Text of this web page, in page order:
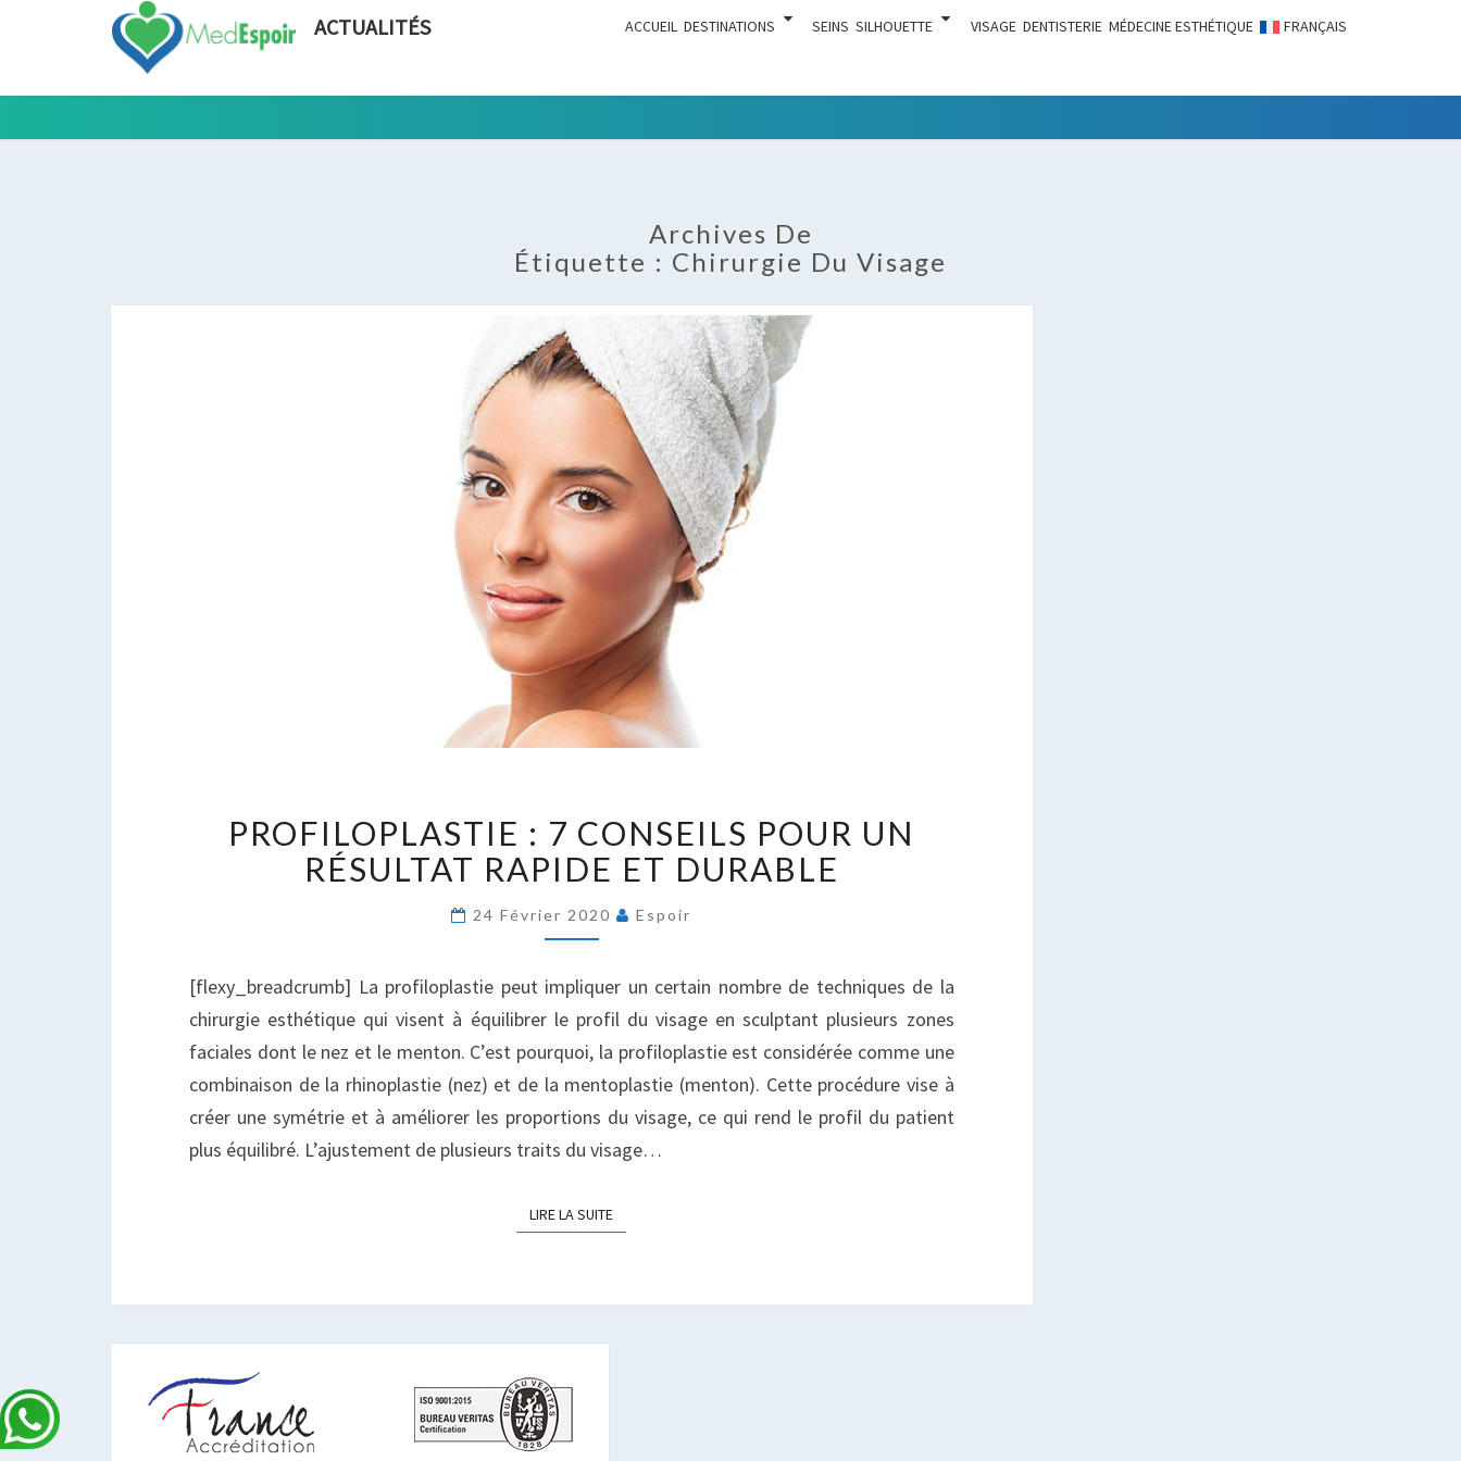
ACTUALITÉS ACCUEIL DESTINATIONS SEINS SILHOUETTE VISAGE DENTISTERIE MÉDECINE ESTHÉTIQUE FRANÇAIS
Tout Ce
Chirurgie
Esthétique
Archives De
Étiquette : Chirurgie Du Visage
7
CONSEILS
POUR
UN
RAPIDE
ET
DURABLE
PROFILOPLASTIE : 7 CONSEILS POUR UN
RÉSULTAT RAPIDE ET DURABLE
24 Février 2020 Espoir
[flexy_breadcrumb] La profiloplastie peut impliquer un certain nombre de techniques de la
chirurgie esthétique qui visent à équilibrer le profil du visage en sculptant plusieurs zones
faciales dont le nez et le menton. C’est pourquoi, la profiloplastie est considérée comme une
combinaison de la rhinoplastie (nez) et de la mentoplastie (menton). Cette procédure vise à
créer une symétrie et à améliorer les proportions du visage, ce qui rend le profil du patient
plus équilibré. L’ajustement de plusieurs traits du visage…
LIRE LA SUITELIRE LA SUITE